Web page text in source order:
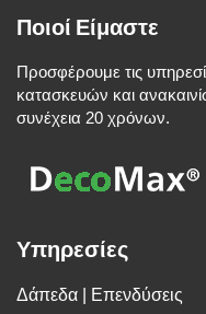
Ποιοί Είμαστε
Προσφέρουμε τις
κατασκευών και
συνέχεια 20 χρόνων.
Υπηρεσίες
Δάπεδα | Επενδύσεις